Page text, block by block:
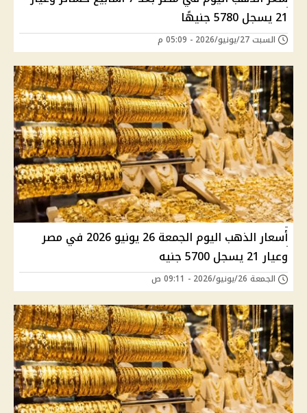
21 يسجل 5780 جنيهًا
السبت 27/يونيو/2026 - 05:09 م
أسعار الذهب اليوم الجمعة 26 يونيو 2026 في مصر
وعيار 21 يسجل 5700 جنيه
الجمعة 26/يونيو/2026 - 09:11 ص